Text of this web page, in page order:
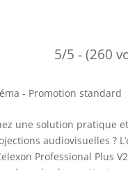
5/5 - (260
une solution pratique
audiovisuelles ?
Professional Plus